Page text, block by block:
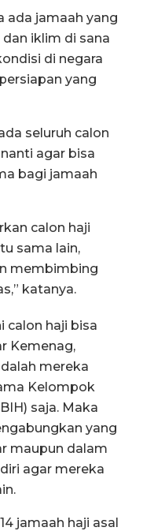
ada jamaah yang
iklim di sana
di negara
yang
seluruh calon
agar bisa
bagi jamaah
calon haji
sama lain,
membimbing
katanya.
calon haji bisa
Kemenag,
mereka
Kelompok
saja. Maka
yang
maupun dalam
agar mereka
jamaah haji asal